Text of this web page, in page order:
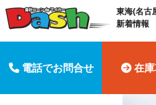
東海(名古
新着情報
電話でお問合せ 在庫